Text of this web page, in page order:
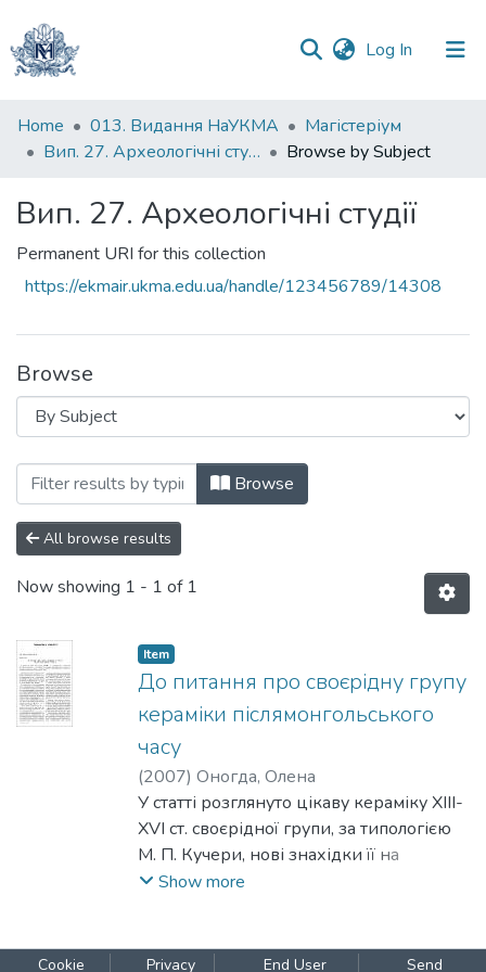
Log In (current)
Communities
&
All of DSpace
Home 013. Видання НаУКМА
Магістеріум
Вип. 27. Археологічні студії
Browse by Subject
Вип. 27. Археологічні студії
Permanent URI for this collection
https://ekmair.ukma.edu.ua/handle/123456789/14308
Browse
Browsing Вип. 27. Археологічні студії
Browse
All browse results
Now showing 1 - 1 of 1
Item
До питання про своєрідну групу
кераміки післямонгольського
часу
(2007) Оногда, Олена
У статті розглянуто цікаву кераміку XIII-
XVI cт. своєрідної групи, за типологією
M. П. Кучери, нові знахідки її на
території Києва, а також приклади
важливим фактом історії матеріальної
Show more
Cookie Privacy End User Send